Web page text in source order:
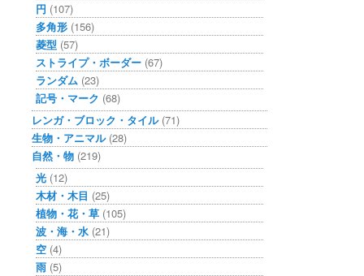
円 (107)
多角形 (156)
菱型 (57)
ストライプ・ボーダー (67)
ランダム (23)
記号・マーク (68)
レンガ・ブロック・タイル(71)
生物・アニマル(28)
自然・物 (219)
光 (12)
木材・木目 (25)
植物・花・草 (105)
波・海・水 (21)
空 (4)
雨 (5)